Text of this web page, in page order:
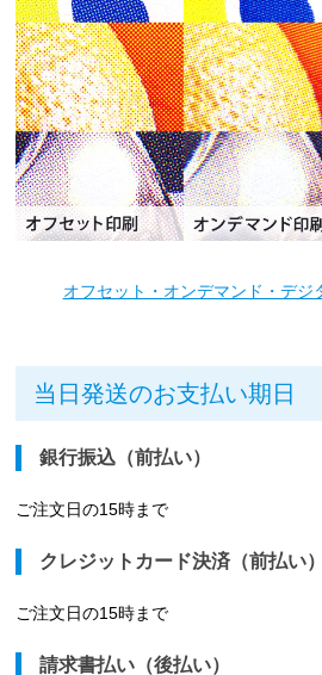
オフセット・オンデマンド・デ
当日発送のお支払い期日
銀行振込（前払い）
ご注文日の15時まで
クレジットカード決済（前払い）
ご注文日の15時まで
請求書払い（後払い）